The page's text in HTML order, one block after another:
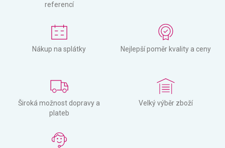
referencí
Nákup na splátky Nejlepší poměr kvality a ceny
Široká možnost dopravy a
plateb
Velký výběr zboží